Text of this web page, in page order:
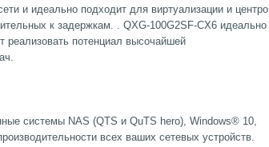
и идеально подходит для виртуализации и
к задержкам. . QXG-100G2SF-CX6 идеально
потенциал высочайшей
системы NAS (QTS и QuTS hero), Windows® 10,
всех ваших сетевых устройств.